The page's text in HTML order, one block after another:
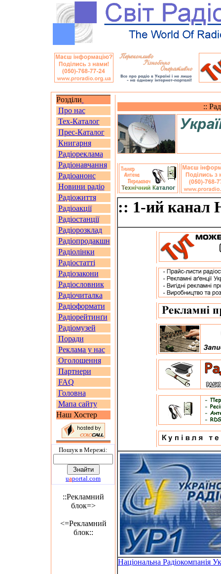
Розділи
Про нас
Тех-Каталог
Прес-Каталог
Книгарня
Радіореклама
Радіонавчання
Радіоанонс
Новини радіо
Радіожиття
Радіоакції
Радіостанції
Радіорозклад
Радіопродакшн
Радіолінки
Радіостатті
Радіозакони
Радіословник
Радіочиталка
Радіоформати
Радіорейтинґи
Радіомузей
Поради
Реклама у нас
Оголошення
Партнери
FAQ
Головна
Мапа сайту
Наш Хостер
Пошук в Мережi:
uaportal.com
::Рекламний
блок=>
<=Рекламний
блок::
::
:: 1-ий
Національна Радіокомпанія